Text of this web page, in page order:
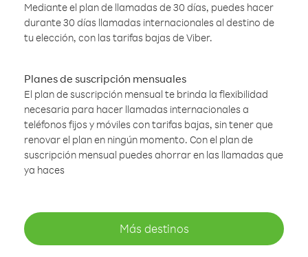
Mediante el plan de llamadas de 30 días, puedes hacer
durante 30 días llamadas internacionales al destino de
tu elección, con las tarifas bajas de Viber.
Planes de suscripción mensuales
El plan de suscripción mensual te brinda la flexibilidad
necesaria para hacer llamadas internacionales a
teléfonos fijos y móviles con tarifas bajas, sin tener que
renovar el plan en ningún momento. Con el plan de
suscripción mensual puedes ahorrar en las llamadas que
ya haces
Más destinos